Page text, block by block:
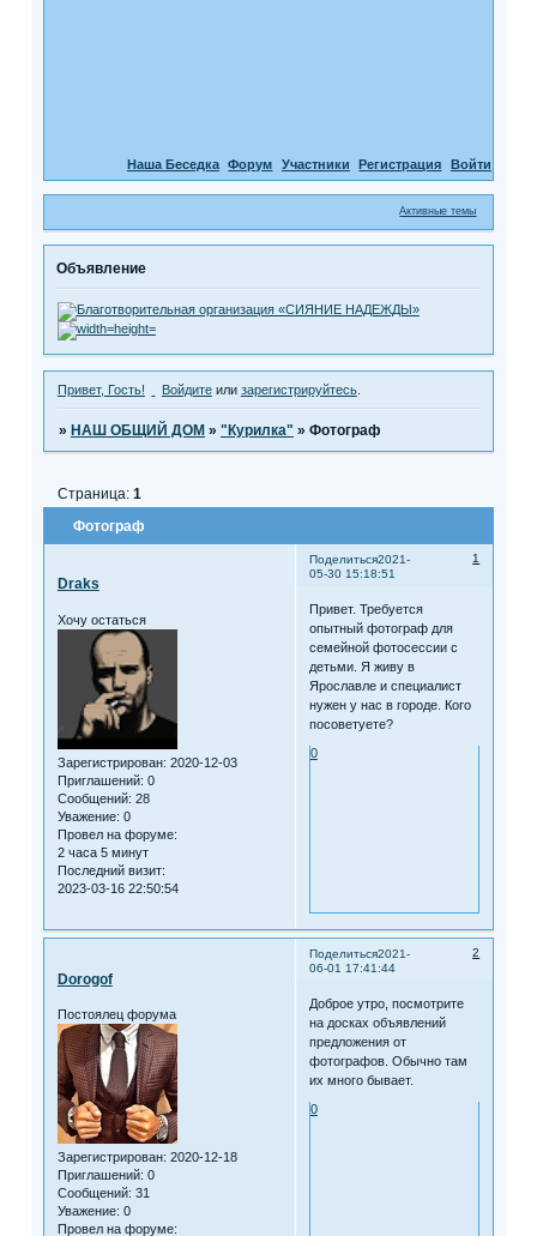
Наша Беседка Форум Участники Регистрация Войти
Активные темы
Объявление
Привет, Гость! Войдитеили зарегистрируйтесь.
» НАШ ОБЩИЙ ДОМ » "Курилка" » Фотограф
Фотограф
Страница: 1
Поделиться 1
2021-
05-30 15:18:51
Draks
Хочу остаться
Зарегистрирован: 2020-12-03
Приглашений: 0
Сообщений: 28
Уважение: 0
Провел на форуме:
2 часа 5 минут
Последний визит:
2023-03-16 22:50:54
Привет. Требуется
опытный фотограф для
семейной фотосессии с
детьми. Я живу в
Ярославле и специалист
нужен у нас в городе. Кого
посоветуете?
0
Поделиться 2
2021-
06-01 17:41:44
Dorogof
Постоялец форума
Зарегистрирован: 2020-12-18
Приглашений: 0
Сообщений: 31
Уважение: 0
Провел на форуме:
Доброе утро, посмотрите
на досках объявлений
предложения от
фотографов. Обычно там
их много бывает.
0